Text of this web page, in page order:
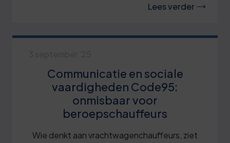
Lees verder
Communicatie en sociale
vaardigheden Code95:
onmisbaar voor
beroepschauffeurs
Wie denkt aan vrachtwagenchauffeurs, ziet